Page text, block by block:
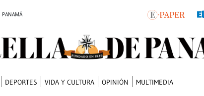
DEPORTES VIDA Y CULTURA OPINIÓN MULTIMEDIA